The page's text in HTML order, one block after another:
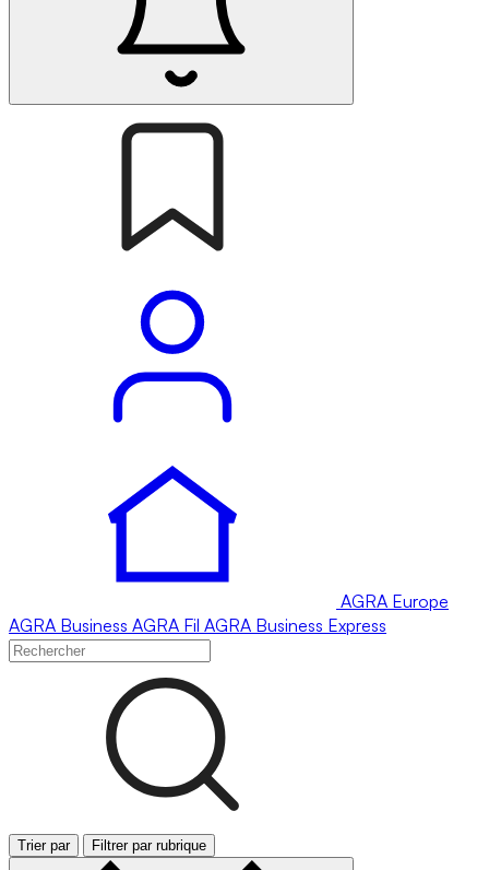
AGRA Europe
AGRA Business AGRA Fil AGRA Business Express
Trier par Filtrer par rubrique